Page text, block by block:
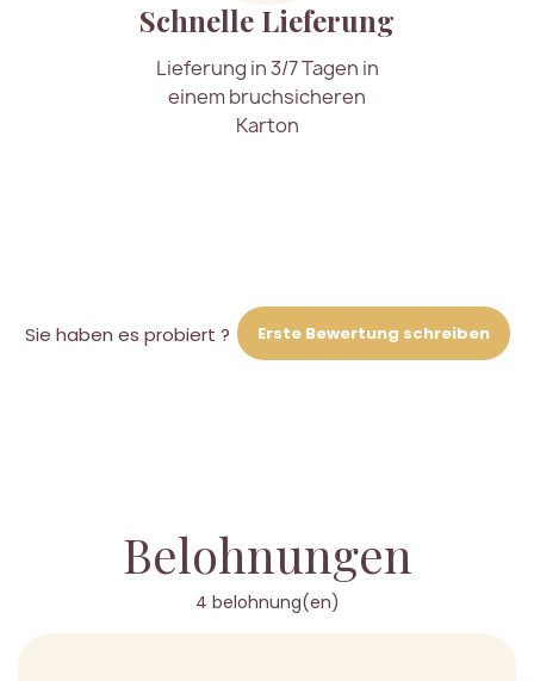
Schnelle Lieferung
Lieferung in 3/7 Tagen in
einem bruchsicheren
Karton
Sie haben es probiert ? Erste Bewertung schreiben
Belohnungen
4 belohnung(en)